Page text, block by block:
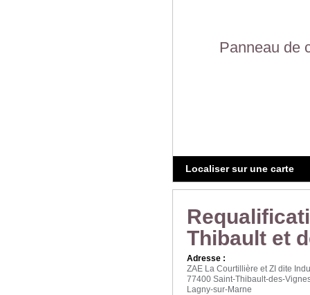
Panneau de
Localiser sur une carte
Thibault et
Adresse :
ZAE La Courtillière et ZI dite
77400 Saint-Thibault-des-
Lagny-sur-Marne